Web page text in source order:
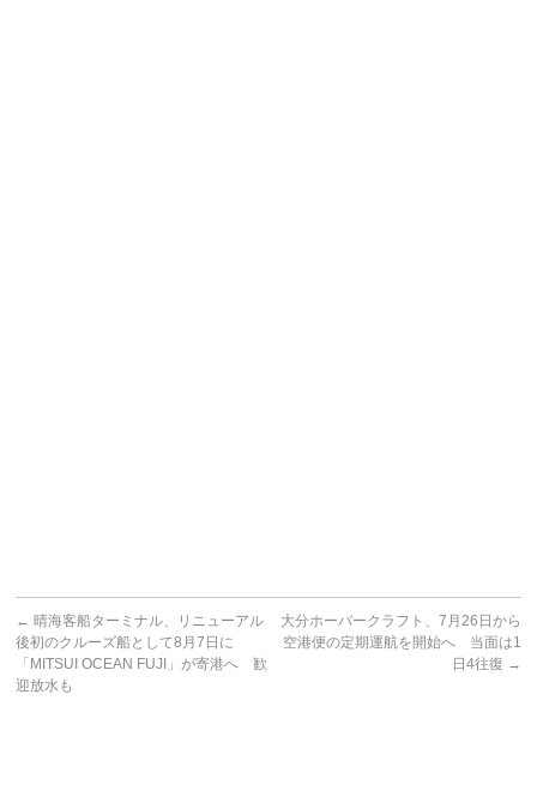
← 晴海客船ターミナル、リニューアル
後初のクルーズ船として8月7日に
「MITSUI OCEAN FUJI」が寄港へ 歓
迎放水も
大分ホーバークラフト、7月26日から
空港便の定期運航を開始へ 当面は1
日4往復 →